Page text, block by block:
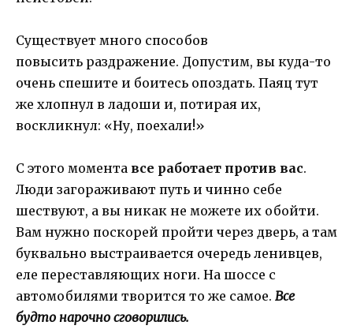
Существует много способов
повысить раздражение. Допустим, вы куда-то
очень спешите и боитесь опоздать. Паяц тут
же хлопнул в ладоши и, потирая их,
воскликнул: «Ну, поехали!»
С этого момента все работает против вас.
Люди загораживают путь и чинно себе
шествуют, а вы никак не можете их обойти.
Вам нужно поскорей пройти через дверь, а там
буквально выстраивается очередь ленивцев,
еле переставляющих ноги. На шоссе с
автомобилями творится то же самое. Все
будто нарочно сговорились.